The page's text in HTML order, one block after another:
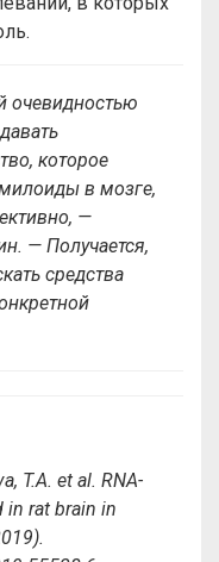
очевидностью
которое
в мозге,
—
— Получается,
средства
T.A. et al. RNA-
in rat brain in